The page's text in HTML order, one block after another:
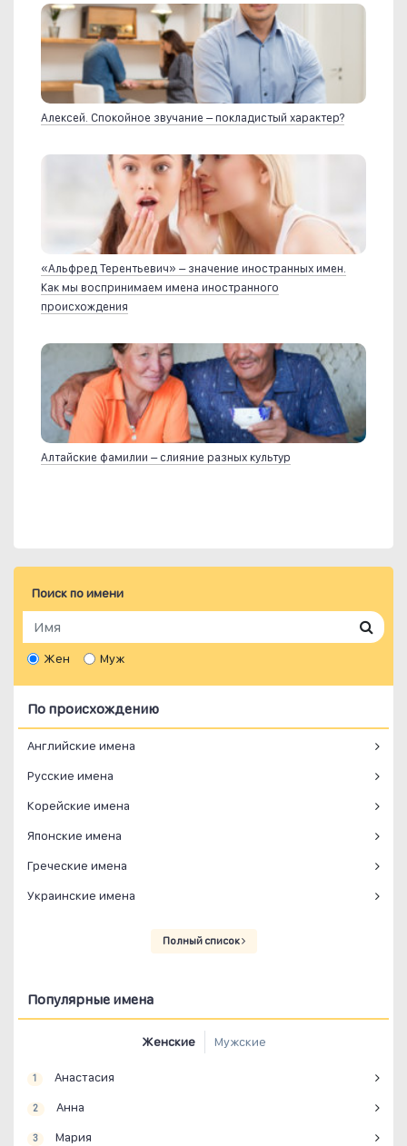
Алексей. Спокойное звучание – покладистый характер?
«Альфред Терентьевич» – значение иностранных имен.
Как мы воспринимаем имена иностранного
происхождения
Алтайские фамилии – слияние разных культур
Поиск по имени
Жен Муж
По происхождению
Английские имена
Русские имена
Корейские имена
Японские имена
Греческие имена
Украинские имена
Полный список
Популярные имена
Женские Мужские
1 Анастасия
2 Анна
3 Мария